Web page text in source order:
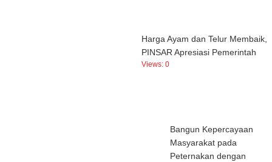
Harga Ayam dan Telur Membaik,
PINSAR Apresiasi Pemerintah
Views: 0
Bangun Kepercayaan
Masyarakat pada
Peternakan dengan